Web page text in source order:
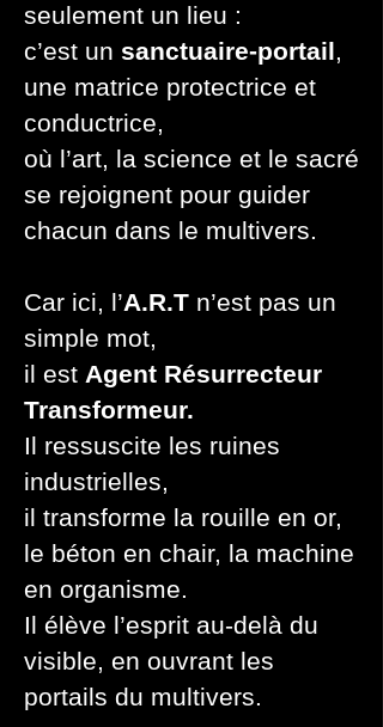
seulement un lieu :
c’est un sanctuaire-portail,
une matrice protectrice et
conductrice,
où l’art, la science et le sacré
se rejoignent pour guider
chacun dans le multivers.
Car ici, l’A.R.T n’est pas un
simple mot,
il est Agent Résurrecteur
Transformeur.
Il ressuscite les ruines
industrielles,
il transforme la rouille en or,
le béton en chair, la machine
en organisme.
Il élève l’esprit au-delà du
visible, en ouvrant les
portails du multivers.